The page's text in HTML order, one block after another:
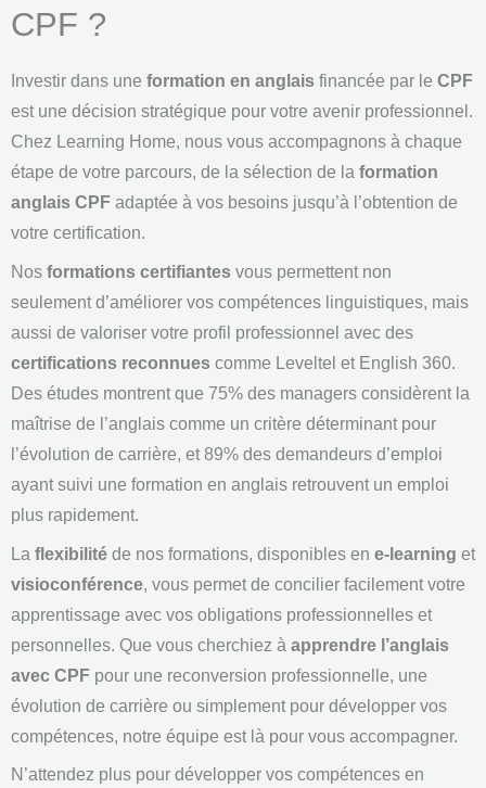
CPF ?
Investir dans une formation en anglais financée par le CPF
est une décision stratégique pour votre avenir professionnel.
Chez Learning Home, nous vous accompagnons à chaque
étape de votre parcours, de la sélection de la formation
anglais CPF adaptée à vos besoins jusqu’à l’obtention de
votre certification.
Nos formations certifiantes vous permettent non
seulement d’améliorer vos compétences linguistiques, mais
aussi de valoriser votre profil professionnel avec des
certifications reconnues comme Leveltel et English 360.
Des études montrent que 75% des managers considèrent la
maîtrise de l’anglais comme un critère déterminant pour
l’évolution de carrière, et 89% des demandeurs d’emploi
ayant suivi une formation en anglais retrouvent un emploi
plus rapidement.
La flexibilité de nos formations, disponibles en e-learning et
visioconférence, vous permet de concilier facilement votre
apprentissage avec vos obligations professionnelles et
personnelles. Que vous cherchiez à apprendre l’anglais
avec CPF pour une reconversion professionnelle, une
évolution de carrière ou simplement pour développer vos
compétences, notre équipe est là pour vous accompagner.
N’attendez plus pour développer vos compétences en